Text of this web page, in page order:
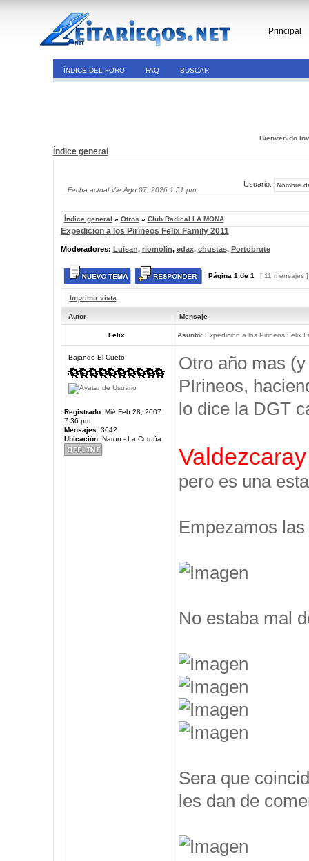
Principal
ÍNDICE DEL FORO FAQ BUSCAR
Bienvenido
Índice general
Fecha actual Vie Ago 07, 2026 1:51 pm
Usuario:
Índice general » Otros » Club Radical LA MONA
Expedicion a los Pirineos Felix Family 2011
Moderadores: Luisan, riomolin, edax, chustas, Portobrute
Página 1 de 1 [ 11 mensajes
Imprimir vista
Autor Mensaje
Felix Asunto:Expedicion a los Pirineos Felix
Bajando El Cueto
Registrado:Mié Feb 28, 2007
7:36 pm
Mensajes:3642
Ubicación:Naron - La Coruña
Otro año mas
PIrineos,
lo dice la DGT
Valdezcaray
pero es una
Empezamos
No estaba mal
Sera que
les dan de